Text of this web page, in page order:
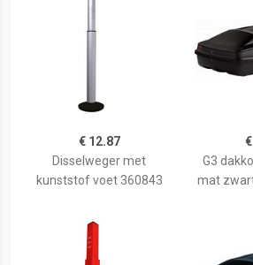
€ 12.87
Disselweger met
kunststof voet 360843
G3
mat